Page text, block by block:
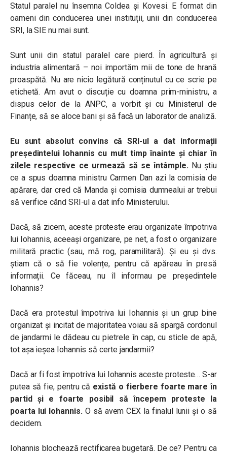
Statul paralel nu însemna Coldea și Kovesi. E format din
oameni din conducerea unei instituții, unii din conducerea
SRI, la SIE nu mai sunt.
Sunt unii din statul paralel care pierd. În agricultură și
industria alimentară – noi importăm mii de tone de hrană
proaspătă. Nu are nicio legătură conținutul cu ce scrie pe
etichetă. Am avut o discuție cu doamna prim-ministru, a
dispus celor de la ANPC, a vorbit și cu Ministerul de
Finanțe, să se aloce bani și să facă un laborator de analiză.
Eu sunt absolut convins că SRI-ul a dat informații
președintelui Iohannis cu mult timp înainte și chiar în
zilele respective ce urmează să se întâmple.Nu știu
ce a spus doamna ministru Carmen Dan azi la comisia de
apărare, dar cred că Manda și comisia dumnealui ar trebui
să verifice când SRI-ul a dat info Ministerului.
Dacă, să zicem, aceste proteste erau organizate împotriva
lui Iohannis, aceeași organizare, pe net, a fost o organizare
militară practic (sau, mă rog, paramilitară). Și eu și dvs.
știam că o să fie volențe, pentru că apăreau în presă
informații. Ce făceau, nu îl informau pe președintele
Iohannis?
Dacă era protestul împotriva lui Iohannis și un grup bine
organizat și incitat de majoritatea voiau să spargă cordonul
de jandarmi le dădeau cu pietrele în cap, cu sticle de apă,
tot așa ieșea Iohannis să certe jandarmii?
Dacă ar fi fost împotriva lui Iohannis aceste proteste… S-ar
putea să fie, pentru că există o fierbere foarte mare în
partid și e foarte posibil să începem proteste la
poarta lui Iohannis.O să avem CEX la finalul lunii și o să
decidem.
Iohannis blochează rectificarea bugetară. De ce? Pentru ca